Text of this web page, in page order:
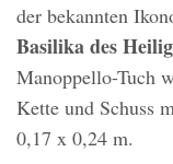
der bekannten
Basilika des
Manoppello-Tuch
Kette und Schuss
0,17 x 0,24 m.